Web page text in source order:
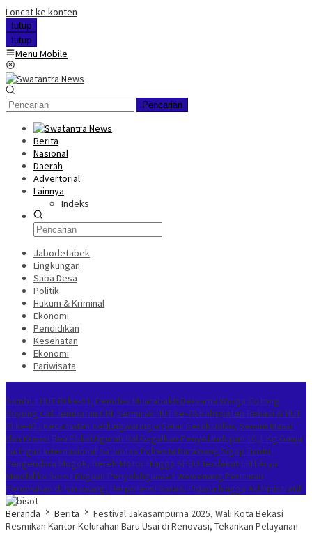
Loncat ke konten
tutup
tutup
Menu Mobile
Pencarian
Berita
Nasional
Daerah
Advertorial
Lainnya
Indeks
Jabodetabek
Lingkungan
Saba Desa
Politik
Hukum & Kriminal
Ekonomi
Pendidikan
Kesehatan
Ekonomi
Pariwisata
Sambut HUT RI ke-81, Pemdes Muarabakti Bersama Warga Gotong
Royong Cat Jembatan CBLSemarak HUT ke-76 Kabupaten Bekasi & HUT
RI ke-81, Kecamatan Kedungwaringin Gelar Gerak Jalan, Senam Masal
dan Kreasi Bea Cukai Ngurah Rai Gagalkan Penyelundupan 10,1 Kg Ganja
Jaringan InternasionalSatlantas Polresta Karawang Sigap Bantu
Pengendara Mogok, Derek Motor Hingga SPBU Terdekat LBH Arya
Mandalika Sorot Dugaan Penyalahgunaan Wewenang Perizinan
Perumahan di Karawang, Berpotensi Sanksi Pidana hingga Administratif
Beranda
Berita
Festival Jakasampurna 2025, Wali Kota Bekasi
Resmikan Kantor Kelurahan Baru Usai di Renovasi, Tekankan Pelayanan